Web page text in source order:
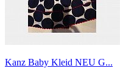
Kanz Baby Kleid NEU G...